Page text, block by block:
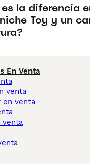
la diferencia
Toy y un
En Venta
venta
en venta
venta